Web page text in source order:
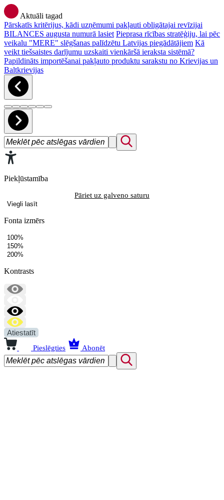
Aktuāli tagad
Pārskatīs kritērijus, kādi uzņēmumi pakļauti obligātajai revīzijai
BILANCES augusta numurā lasiet Pieprasa rīcības stratēģiju, lai pēc
veikalu "MERE" slēgšanas palīdzētu Latvijas piegādātājiem Kā
veikt tiešsaistes darījumu uzskaiti vienkāršā ieraksta sistēmā?
Papildināts importēšanai pakļauto produktu sarakstu no Krievijas un
Baltkrievijas
Piekļūstamība
Pāriet uz galveno saturu
Viegli lasīt
Fonta izmērs
100%
150%
200%
Kontrasts
Atiestatīt
Pieslēgties Abonēt